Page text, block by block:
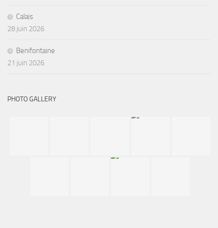
Calais
28 juin 2026
Benifontaine
21 juin 2026
PHOTO GALLERY